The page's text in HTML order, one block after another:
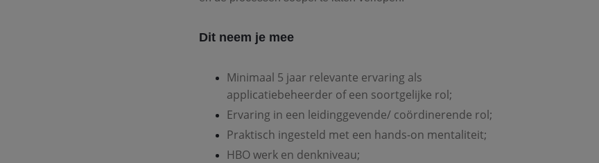
Dit neem je mee
Minimaal 5 jaar relevante ervaring als
applicatiebeheerder of een soortgelijke rol;
Ervaring in een leidinggevende/ coördinerende rol;
Praktisch ingesteld met een hands-on mentaliteit;
HBO werk en denkniveau;